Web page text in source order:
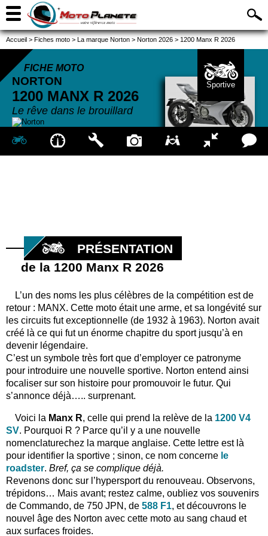
Accueil > Fiches moto > La marque Norton > Norton 2026 > 1200 Manx R 2026
FICHE MOTO
NORTON
1200 MANX R 2026
Le rêve dans le brouillard
Sportive
PRÉSENTATION
de la 1200 Manx R 2026
L’un des noms les plus célèbres de la compétition est de
retour : MANX. Cette moto était une arme, et sa longévité sur
les circuits fut exceptionnelle (de 1932 à 1963). Norton avait
créé là ce qui fut un énorme chapitre du sport jusqu’à en
devenir légendaire.
C’est un symbole très fort que d’employer ce patronyme
pour introduire une nouvelle sportive. Norton entend ainsi
focaliser sur son histoire pour promouvoir le futur. Qui
s’annonce déjà….. surprenant.
Voici la Manx R, celle qui prend la relève de la 1200 V4
SV. Pourquoi R ? Parce qu’il y a une nouvelle
nomenclaturechez la marque anglaise. Cette lettre est là
pour identifier la sportive ; sinon, ce nom concerne le
roadster. Bref, ça se complique déjà.
Revenons donc sur l’hypersport du renouveau. Observons,
trépidons… Mais avant; restez calme, oubliez vos souvenirs
de Commando, de 750 JPN, de 588 F1, et découvrons le
nouvel âge des Norton avec cette moto au sang chaud et
aux surfaces froides.